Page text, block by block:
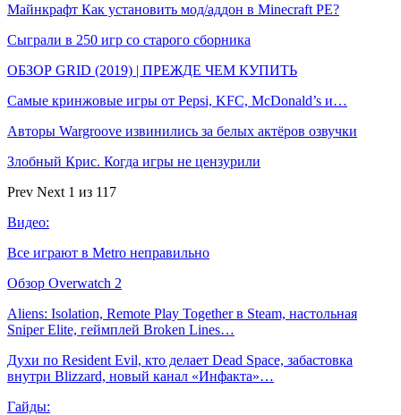
Майнкрафт Как установить мод/аддон в Minecraft PE?
Сыграли в 250 игр со старого сборника
ОБЗОР GRID (2019) | ПРЕЖДЕ ЧЕМ КУПИТЬ
Самые кринжовые игры от Pepsi, KFC, McDonald’s и…
Авторы Wargroove извинились за белых актёров озвучки
Злобный Крис. Когда игры не цензурили
Prev Next 1 из 117
Видео:
Все играют в Metro неправильно
Обзор Overwatch 2
Aliens: Isolation, Remote Play Together в Steam, настольная
Sniper Elite, геймплей Broken Lines…
Духи по Resident Evil, кто делает Dead Space, забастовка
внутри Blizzard, новый канал «Инфакта»…
Гайды: